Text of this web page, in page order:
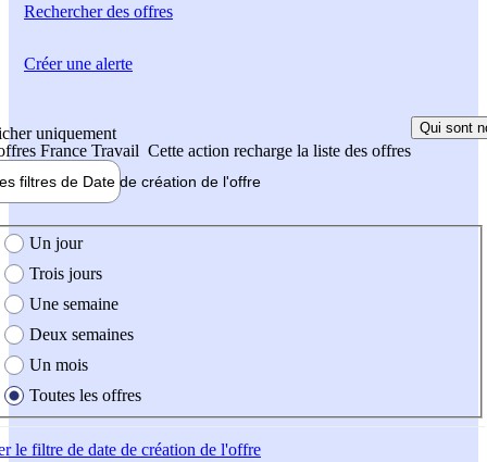
Rechercherdes offres
uniquement
France Travail Cette action recharge la liste des offres
Qui sont
filtres de Date de création de l'offre
création de l'offre
Un jour
Trois jours
Une semaine
Deux semaines
Un mois
Toutes les offres
le filtre de date de création de l'offre
Créer une alerte